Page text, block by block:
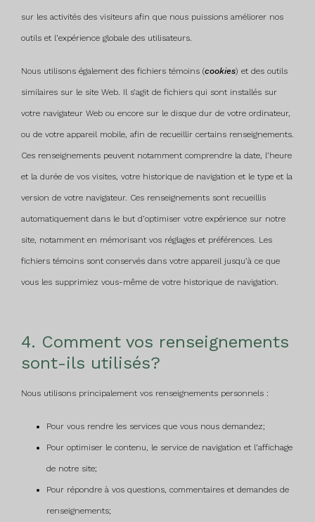
sur les activités des visiteurs afin que nous puissions améliorer nos
outils et l’expérience globale des utilisateurs.
Nous utilisons également des fichiers témoins (cookies) et des outils
similaires sur le site Web. Il s’agit de fichiers qui sont installés sur
votre navigateur Web ou encore sur le disque dur de votre ordinateur,
ou de votre appareil mobile, afin de recueillir certains renseignements.
Ces renseignements peuvent notamment comprendre la date, l’heure
et la durée de vos visites, votre historique de navigation et le type et la
version de votre navigateur. Ces renseignements sont recueillis
automatiquement dans le but d’optimiser votre expérience sur notre
site, notamment en mémorisant vos réglages et préférences. Les
fichiers témoins sont conservés dans votre appareil jusqu’à ce que
vous les supprimiez vous-même de votre historique de navigation.
4. Comment vos renseignements
sont-ils utilisés?
Nous utilisons principalement vos renseignements personnels :
Pour vous rendre les services que vous nous demandez;
Pour optimiser le contenu, le service de navigation et l’affichage
de notre site;
Pour répondre à vos questions, commentaires et demandes de
renseignements;